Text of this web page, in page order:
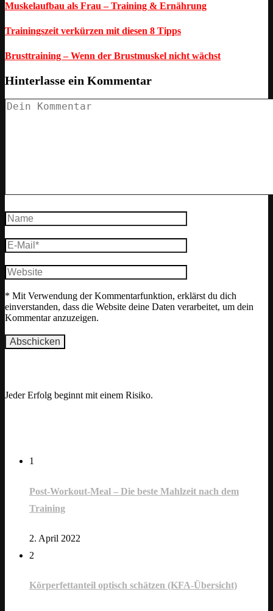
Muskelaufbau als Frau – Training & Ernährung
Trainingszeit verkürzen mit diesen 8 Tipps
Brusttraining – Wenn der Brustmuskel nicht wächst
Hinterlasse ein Kommentar
* Mit Verwendung der Kommentarfunktion, erklärst du dich
einverstanden, dass die Website deine Daten verarbeitet, um dein
Kommentar anzuzeigen.
Jeder Erfolg beginnt mit einem Risiko.
1
Post-Workout-Meal – Die beste Mahlzeit nach dem
Training
2. April 2022
2
Körperfettanteil optisch schätzen (KFA-Übersicht)